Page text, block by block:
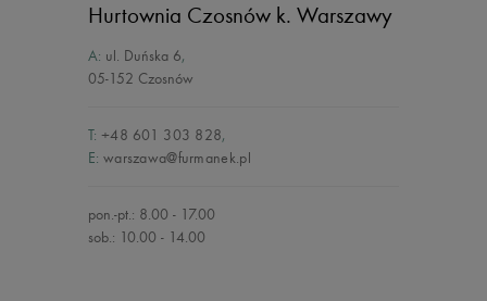
Hurtownia Czosnów k. Warszawy
A: ul. Duńska 6,
05-152 Czosnów
T: +48 601 303 828,
E: warszawa@furmanek.pl
pon.-pt.: 8.00 - 17.00
sob.: 10.00 - 14.00